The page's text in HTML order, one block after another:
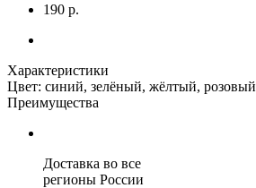
190 р.
Характеристики
Цвет: синий, зелёный, жёлтый, розовый
Преимущества
Доставка во все
регионы России